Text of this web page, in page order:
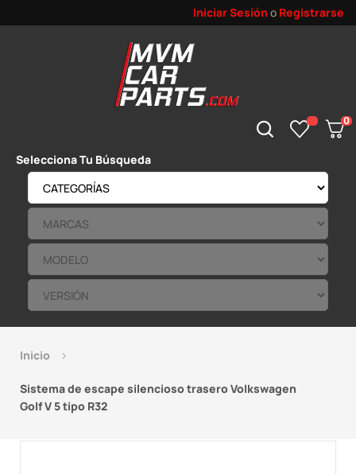
Iniciar Sesión o Registrarse
0
Selecciona Tu Búsqueda
Inicio
Sistema de escape silencioso trasero Volkswagen
Golf V 5 tipo R32